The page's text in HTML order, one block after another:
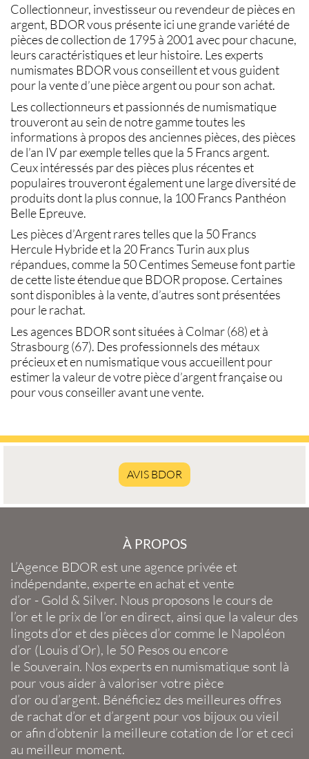
Collectionneur, investisseur ou revendeur depièces en
argent, BDORvous présente ici une grande variété de
pièces de collectionde 1795 à 2001 avec pour chacune,
leurs caractéristiques et leur histoire. Les experts
numismates BDORvous conseillent et vous guident
pour lavente d’une pièce argentou pour son achat.
Les collectionneurs et passionnés denumismatique
trouveront au sein de notre gamme toutes les
informations à propos des anciennes pièces, des pièces
de l’an IVpar exemple telles que la 5 Francs argent.
Ceux intéressés par des pièces plus récentes et
populaires trouveront également une large diversité de
produits dont la plus connue, la 100 Francs Panthéon
Belle Epreuve.
Les pièces d’Argent rarestelles que la 50 Francs
Hercule Hybrideet la 20 Francs Turin aux plus
répandues, comme la 50 Centimes Semeusefont partie
de cette liste étendue que BDOR propose. Certaines
sont disponibles à lavente, d’autres sont présentées
pour lerachat.
Les agences BDOR sont situées à Colmar (68)et à
Strasbourg (67). Des professionnels des métaux
précieux et en numismatique vous accueillent pour
estimer lavaleur de votre pièce d’argent françaiseou
pour vous conseiller avant unevente.
AVIS BDOR
À PROPOS
L’Agence BDOR est une agence privée et
indépendante, experte en achat et vente
d’or - Gold & Silver. Nous proposons le cours de
l’or et le prix de l’or en direct, ainsi que la valeur des
lingots d’or et des pièces d’or comme le Napoléon
d’or (Louis d’Or), le 50 Pesos ou encore
le Souverain. Nos experts en numismatique sont là
pour vous aider à valoriser votre pièce
d’or ou d’argent. Bénéficiez des meilleures offres
de rachat d’or et d’argent pour vos bijoux ou vieil
or afin d’obtenir la meilleure cotation de l’or et ceci
au meilleur moment.